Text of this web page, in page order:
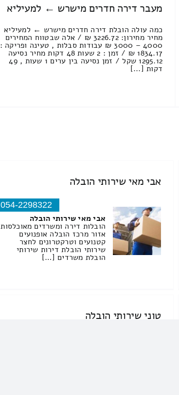
מעבר דירה חדרים מישרש ← למעיליא
כמה עולה הובלת דירה חדרים מישרש ← למעיליא
מחיר מחירון: 3226.72 ₪ / אלה שבטווח המחירים
4000 – 3000 ₪ עבודות סבלות , טעינה ופריקה :
1834.17 ₪ / זמן : 2 שעות 48 דקות מחיר נסיעה
1295.12 שקל / זמן נסיעה בין ערים 1 שעות , 49
דקות [...]
אבי מאי שירותי הובלה
054-2298322
אבי מאי שירותי הובלה
הובלות דירה ומשרדים מאוכלסות
אזור מרכז הובלה אופנועים
קטנועים וטרקטרונים לחצר
שירותי הובלת דירות שירותי
הובלת משרדים […]
טוני שירותי הובלה